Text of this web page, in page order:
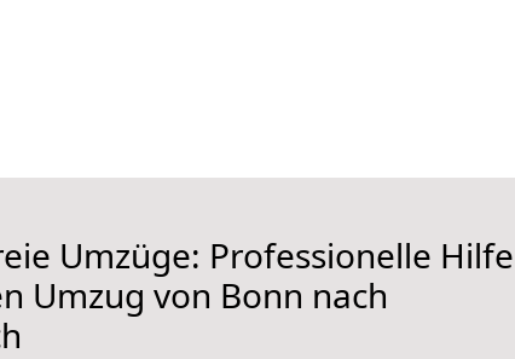
Umzüge: Professionelle Hilfe
Umzug von Bonn nach